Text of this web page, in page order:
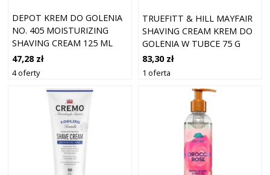
DEPOT KREM DO GOLENIA
NO. 405 MOISTURIZING
SHAVING CREAM 125 ML
47,28 zł
4 oferty
TRUEFITT & HILL MAYFAIR
SHAVING CREAM KREM DO
GOLENIA W TUBCE 75 G
83,30 zł
1 oferta